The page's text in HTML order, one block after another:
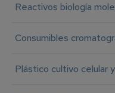
Reactivos biología
Consumibles
Plástico cultivo celular